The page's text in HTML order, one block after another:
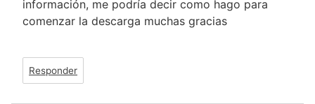
información, me podría decir como hago para
comenzar la descarga muchas gracias
Responder